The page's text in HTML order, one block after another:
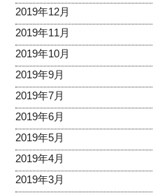
2019年12月
2019年11月
2019年10月
2019年9月
2019年7月
2019年6月
2019年5月
2019年4月
2019年3月